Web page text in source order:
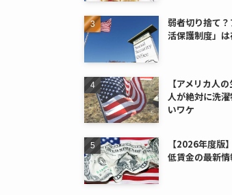
弱者切り捨て
活保護制度」
【アメリカ人
人が絶対に洗
いワケ
【2026年度版
低賃金の最新情